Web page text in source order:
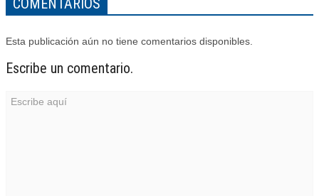
COMENTARIOS
Esta publicación aún no tiene comentarios disponibles.
Escribe un comentario.